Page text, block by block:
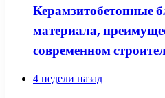
Керамзитобетонные
материала,
современном
4 недели назад